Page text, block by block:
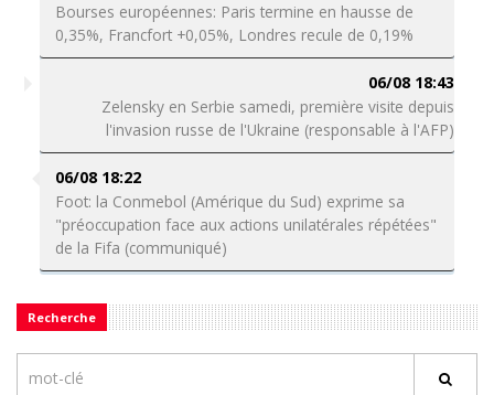
Bourses européennes: Paris termine en hausse de
0,35%, Francfort +0,05%, Londres recule de 0,19%
06/08 18:43
Zelensky en Serbie samedi, première visite depuis
l'invasion russe de l'Ukraine (responsable à l'AFP)
06/08 18:22
Foot: la Conmebol (Amérique du Sud) exprime sa
"préoccupation face aux actions unilatérales répétées"
de la Fifa (communiqué)
Recherche